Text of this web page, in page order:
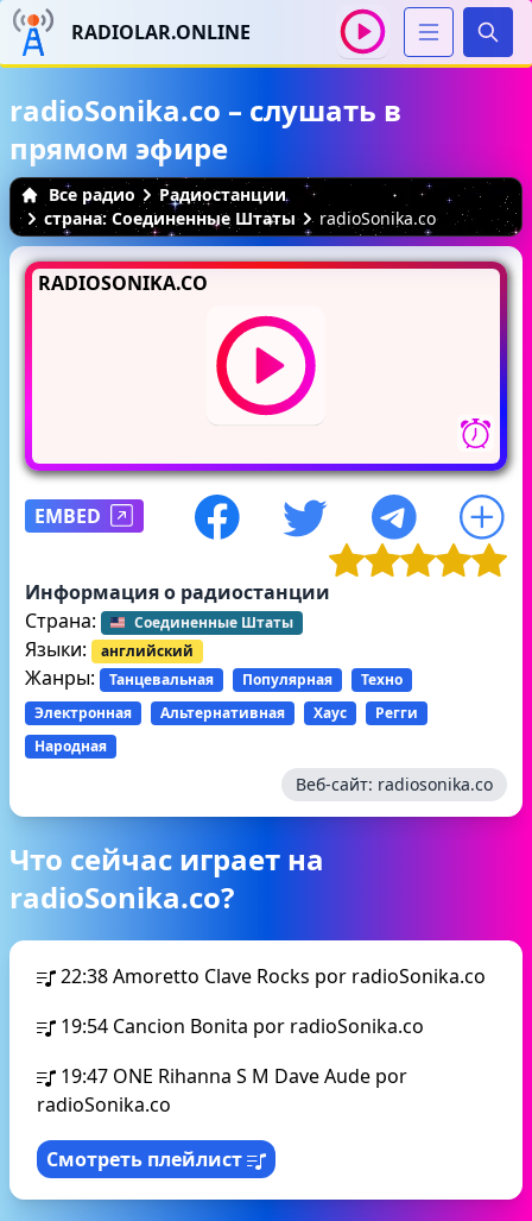
RADIOLAR.ONLINE
radioSonika.co – слушать в
прямом эфире
Все радио
Радиостанции
страна: Соединенные Штаты
radioSonika.co
RADIOSONIKA.CO
EMBED
Информация о радиостанции
Страна:
Соединенные Штаты
Языки: английский
Жанры: Танцевальная Популярная
Техно
Электронная
Альтернативная Хаус
Регги
Народная
Веб-сайт: radiosonika.co
Что сейчас играет на
radioSonika.co?
22:38Amoretto Clave Rocks por radioSonika.co
19:54 Cancion Bonita por radioSonika.co
19:47 ONE Rihanna S M Dave Aude por
radioSonika.co
Смотреть плейлист